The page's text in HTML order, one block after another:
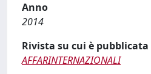
Anno
2014
Rivista su cui è pubblicata
AFFARINTERNAZIONALI